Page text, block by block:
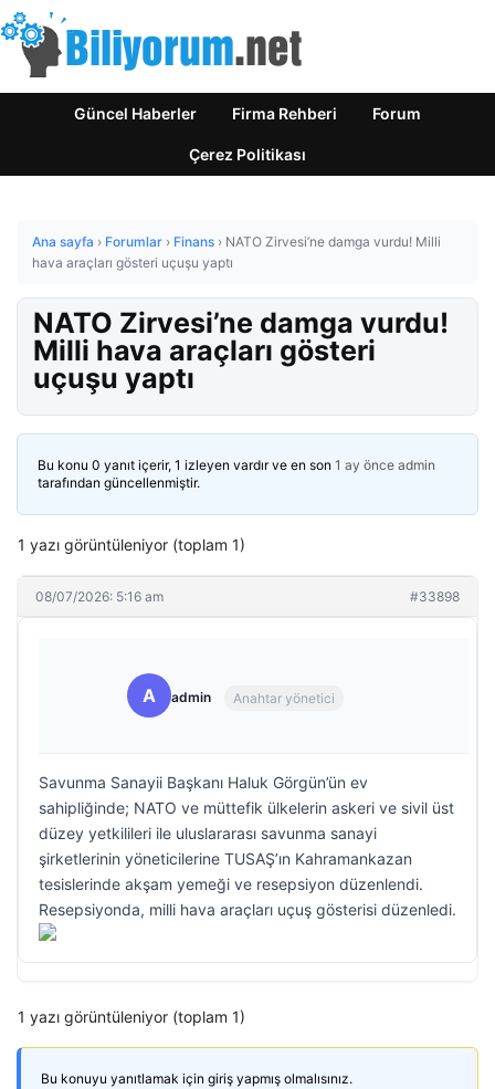
Güncel Haberler Firma Rehberi Forum
Çerez Politikası
Ana sayfa › Forumlar › Finans › NATO Zirvesi’ne damga vurdu! Milli
hava araçları gösteri uçuşu yaptı
NATO Zirvesi’ne damga vurdu!
Milli hava araçları gösteri
uçuşu yaptı
Bu konu 0 yanıt içerir, 1 izleyen vardır ve en son 1 ay önce admin
tarafından güncellenmiştir.
1 yazı görüntüleniyor (toplam 1)
08/07/2026: 5:16 am #33898
A admin Anahtar yönetici
Savunma Sanayii Başkanı Haluk Görgün’ün ev
sahipliğinde; NATO ve müttefik ülkelerin askeri ve sivil üst
düzey yetkilileri ile uluslararası savunma sanayi
şirketlerinin yöneticilerine TUSAŞ’ın Kahramankazan
tesislerinde akşam yemeği ve resepsiyon düzenlendi.
Resepsiyonda, milli hava araçları uçuş gösterisi düzenledi.
1 yazı görüntüleniyor (toplam 1)
Bu konuyu yanıtlamak için giriş yapmış olmalısınız.